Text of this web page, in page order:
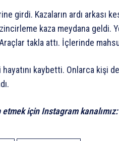
girdi. Kazaların ardı arkası
kaza meydana geldi.
takla attı. İçlerinde
kaybetti. Onlarca kişi
için Instagram kanalımız: